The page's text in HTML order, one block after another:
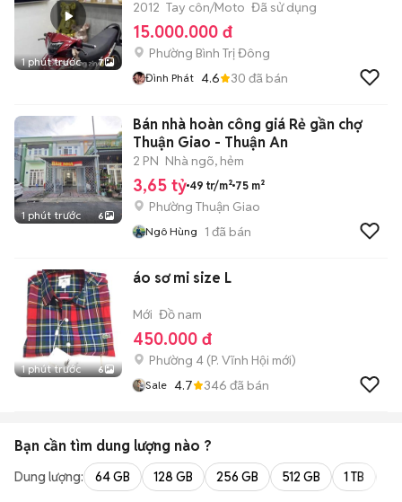
1 phút trước 7
2012 Tay côn/Moto Đã sử dụng
15.000.000 đ
Phường Bình Trị Đông
Đình Phát 4.6 30 đã bán
1 phút trước 6
Bán nhà hoàn công giá Rẻ gần chợ
Thuận Giao - Thuận An
2 PN Nhà ngõ, hẻm
3,65 tỷ 49 tr/m² 75 m²
Phường Thuận Giao
Ngô Hùng 1 đã bán
1 phút trước 6
áo sơ mi size L
Mới Đồ nam
450.000 đ
Phường 4 (P. Vĩnh Hội mới)
Sale 4.7 346 đã bán
Bạn cần tìm dung lượng nào ?
Dung lượng: 64 GB 128 GB 256 GB 512 GB 1 TB